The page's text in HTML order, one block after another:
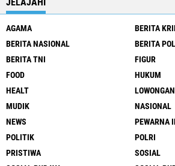
AGAMA
BERITA
BERITA NASIONAL
BERITA
BERITA TNI
FIGUR
FOOD
HUKUM
HEALT
MUDIK
NASIONAL
NEWS
PEWARNA
POLITIK
POLRI
PRISTIWA
SOSIAL